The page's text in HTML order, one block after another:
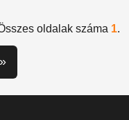
oldalak száma 1.
»